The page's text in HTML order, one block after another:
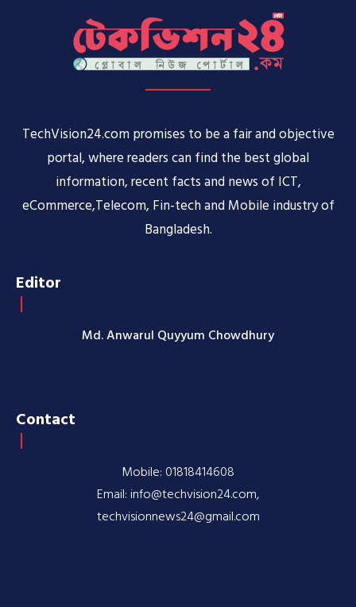
TechVision24.com promises to be a fair and objective
portal, where readers can find the best global
information, recent facts and news of ICT,
eCommerce,Telecom, Fin-tech and Mobile industry of
Bangladesh.
Editor
Md. Anwarul Quyyum Chowdhury
Contact
Mobile: 01818414608
Email: info@techvision24.com,
techvisionnews24@gmail.com